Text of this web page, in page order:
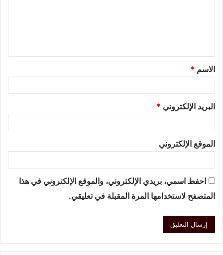
الاسم *
البريد الإلكتروني *
الموقع الإلكتروني
احفظ اسمي، بريدي الإلكتروني، والموقع الإلكتروني في هذا
المتصفح لاستخدامها المرة المقبلة في تعليقي.